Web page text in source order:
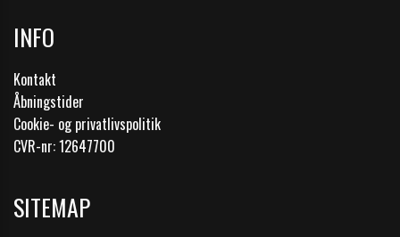
INFO
Kontakt
Åbningstider
Cookie- og privatlivspolitik
CVR-nr: 12647700
SITEMAP